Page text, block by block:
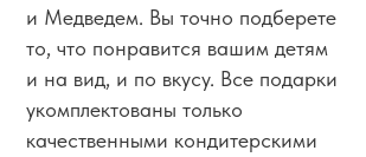
и Медведем. Вы точно подберете
то, что понравится вашим детям
и на вид, и по вкусу. Все подарки
укомплектованы только
качественными кондитерскими